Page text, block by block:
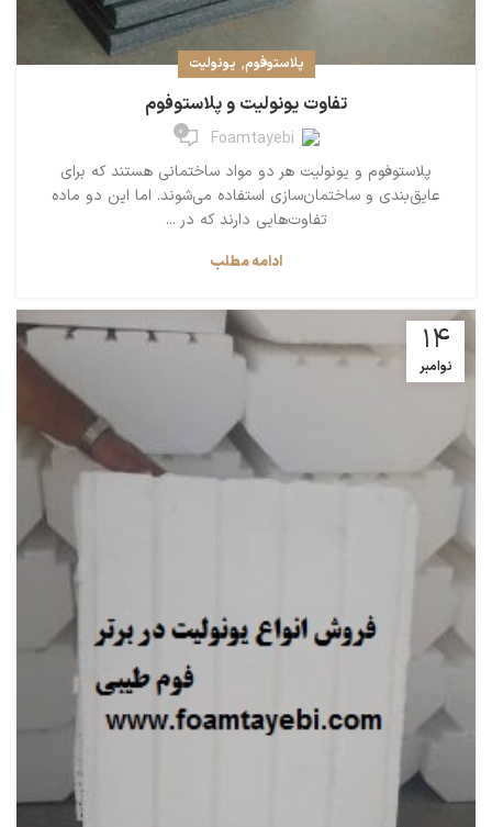
پلاستوفوم, یونولیت
تفاوت یونولیت و پلاستوفوم
Foamtayebi
0
پلاستوفوم و یونولیت هر دو مواد ساختمانی هستند که برای
عایق‌بندی و ساختمان‌سازی استفاده می‌شوند. اما این دو ماده
تفاوت‌هایی دارند که در ...
ادامه مطلب
14
نوامبر